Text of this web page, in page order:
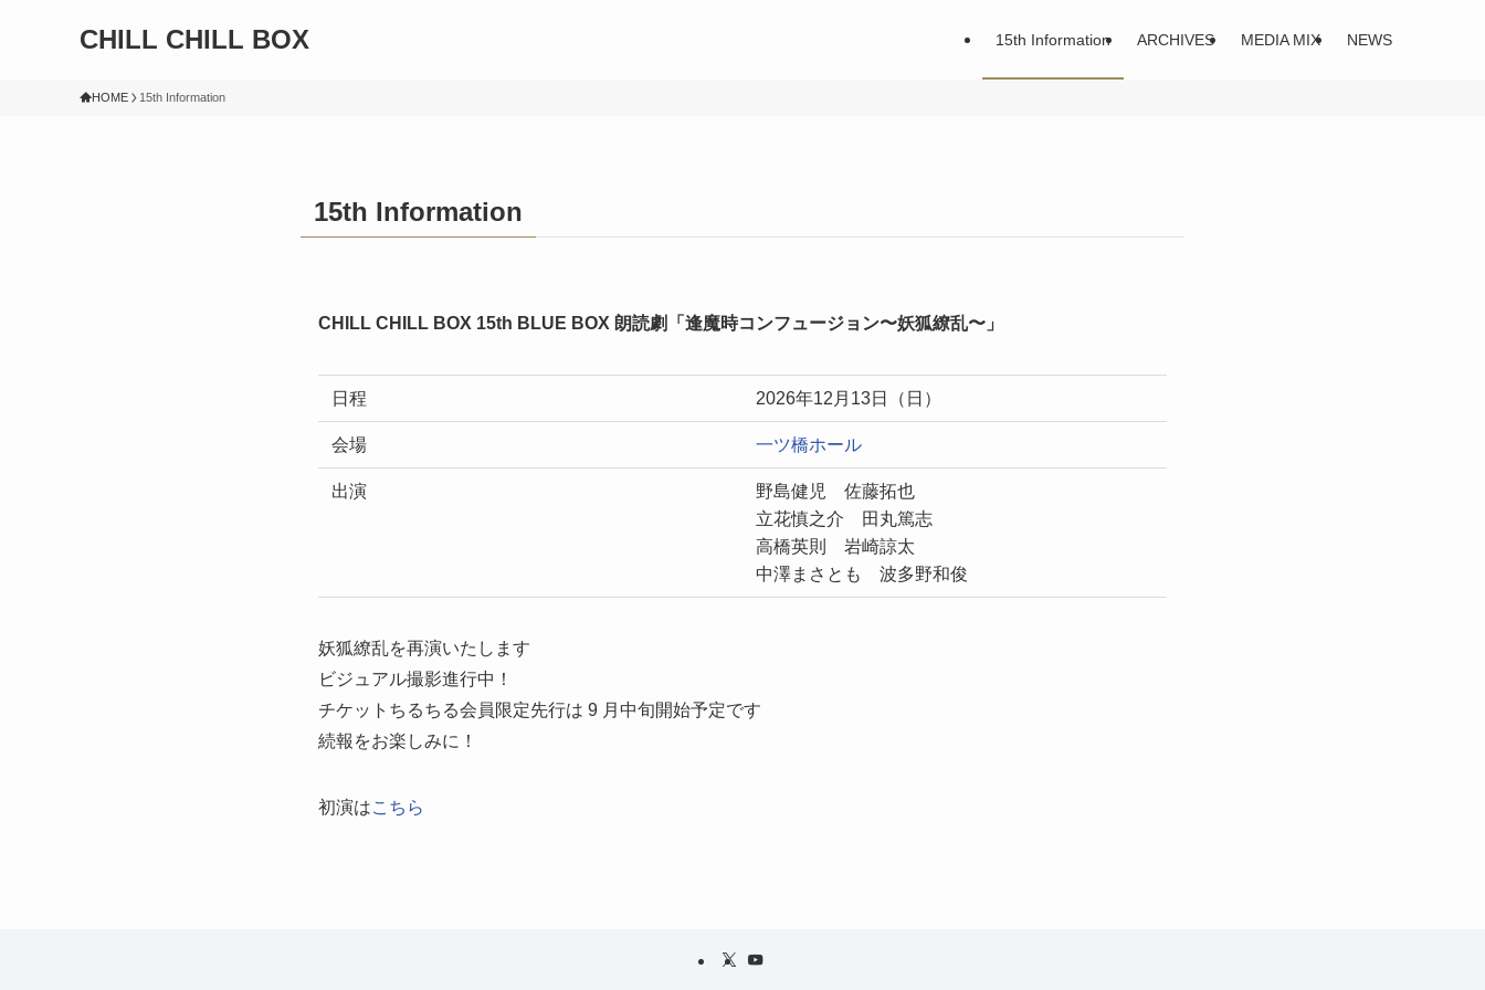
CHILL CHILL BOX 15th Information ARCHIVES MEDIA MIX NEWS
HOME 15th Information
15th Information
CHILL CHILL BOX 15th BLUE BOX 朗読劇「逢魔時コンフュージョン〜妖狐繚乱〜」
日程 2026年12月13日（日）
会場 一ツ橋ホール
出演
野島健児 佐藤拓也
立花慎之介 田丸篤志
高橋英則 岩崎諒太
中澤まさとも 波多野和俊
妖狐繚乱を再演いたします
ビジュアル撮影進行中！
チケットちるちる会員限定先行は 9 月中旬開始予定です
続報をお楽しみに！
初演はこちら